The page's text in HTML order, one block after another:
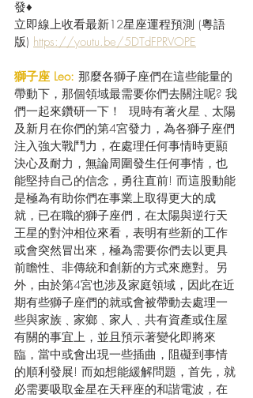
發♦
立即線上收看最新12星座運程預測 (粵語
版) https://youtu.be/5DTdFPRVOPE
獅子座 Leo: 那麼各獅子座們在這些能量的
帶動下，那個領域最需要你們去關注呢? 我
們一起來鑽研一下！  現時有著火星﹑太陽
及新月在你們的第4宮發力，為各獅子座們
注入強大戰鬥力，在處理任何事情時更顯
決心及耐力，無論周圍發生任何事情，也
能堅持自己的信念，勇往直前! 而這股動能
是極為有助你們在事業上取得更大的成
就，已在職的獅子座們，在太陽與逆行天
王星的對沖相位來看，表明有些新的工作
或會突然冒出來，極為需要你們去以更具
前瞻性、非傳統和創新的方式來應對。另
外，由於第4宮也涉及家庭領域，因此在近
期有些獅子座們的就或會被帶動去處理一
些與家族﹑家鄉﹑家人﹑共有資產或住屋
有關的事宜上，並且預示著變化即將來
臨，當中或會出現一些插曲，阻礙到事情
的順利發展! 而如想能緩解問題，首先，就
必需要吸取金星在天秤座的和諧電波，在